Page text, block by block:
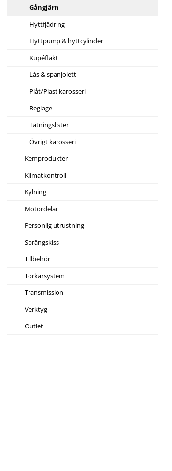
Gångjärn
Hyttfjädring
Hyttpump & hyttcylinder
Kupéfläkt
Lås & spanjolett
Plåt/Plast karosseri
Reglage
Tätningslister
Övrigt karosseri
Kemprodukter
Klimatkontroll
Kylning
Motordelar
Personlig utrustning
Sprängskiss
Tillbehör
Torkarsystem
Transmission
Verktyg
Outlet